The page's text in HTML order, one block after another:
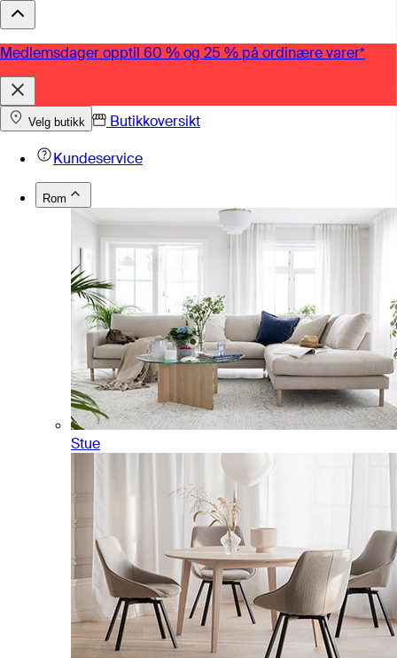
Medlemsdager opptil 60 % og 25 % på ordinære varer*
Velg butikk
Butikkoversikt
Kundeservice
Rom
Stue